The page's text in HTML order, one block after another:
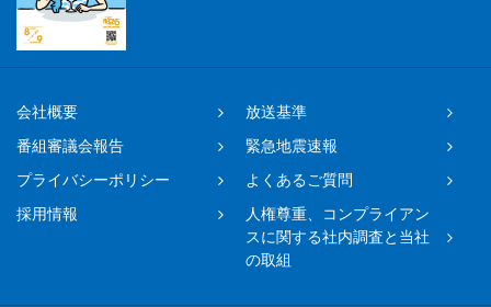
会社概要
放送基準
番組審議会報告
緊急地震速報
プライバシーポリシー
よくあるご質問
採用情報
人権尊重、コンプライアン
スに関する社内調査と当社
の取組